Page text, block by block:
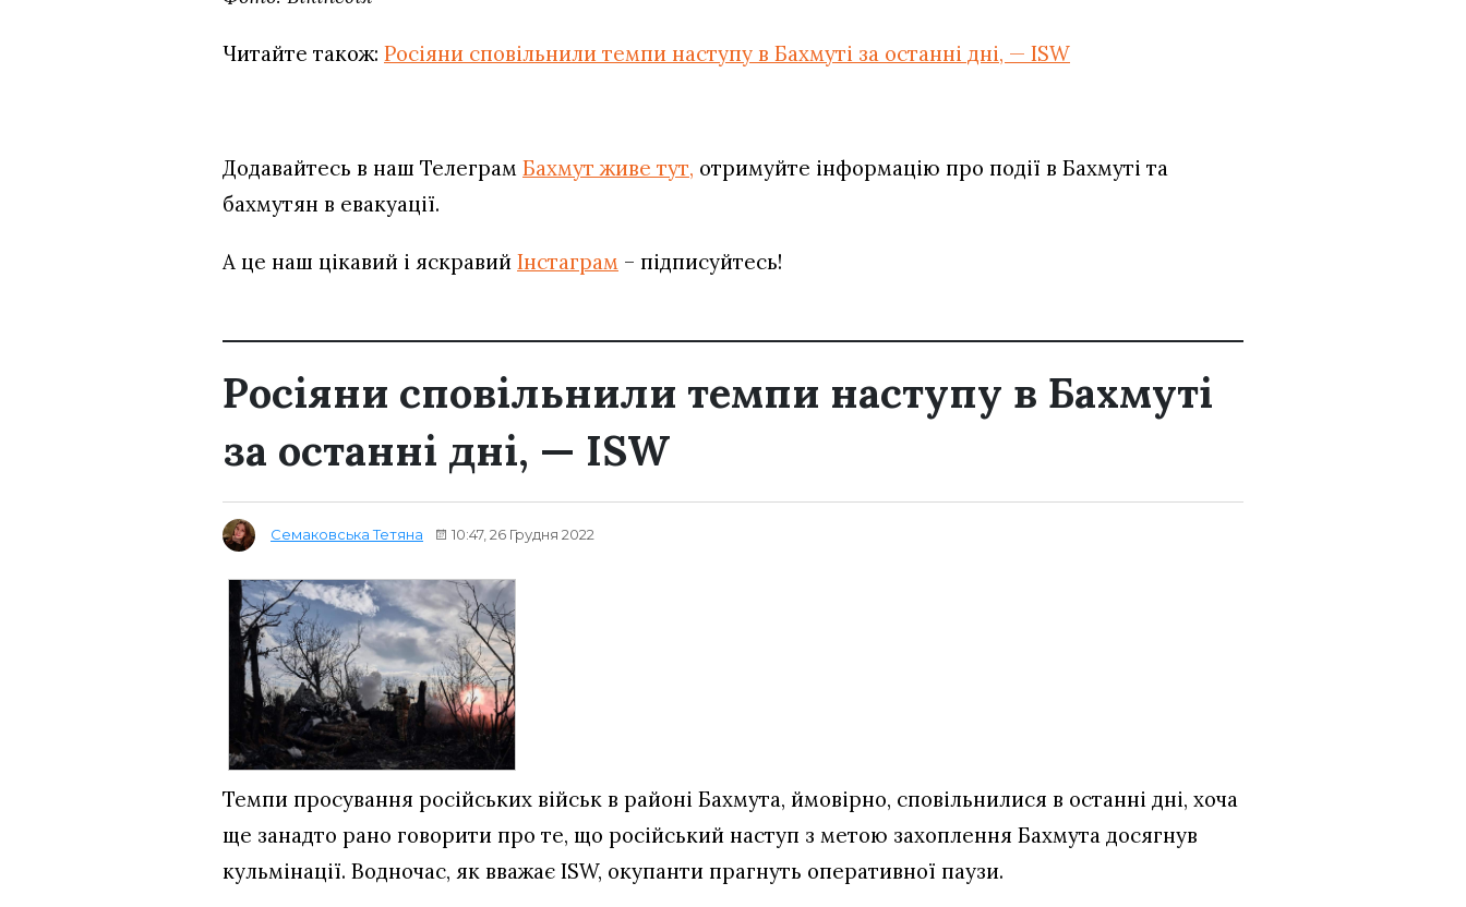
Читайте також: Росіяни сповільнили темпи наступу в Бахмуті за останні дні, — ISW
Додавайтесь в наш Телеграм Бахмут живе тут, отримуйте інформацію про події в Бахмуті та
бахмутян в евакуації.
А це наш цікавий і яскравий Інстаграм – підписуйтесь!
Росіяни сповільнили темпи наступу в Бахмуті
за останні дні, — ISW
Семаковська Тетяна 10:47, 26 Грудня 2022
Темпи просування російських військ в районі Бахмута, ймовірно, сповільнилися в останні дні, хоча
ще занадто рано говорити про те, що російський наступ з метою захоплення Бахмута досягнув
кульмінації. Водночас, як вважає ISW, окупанти прагнуть оперативної паузи.